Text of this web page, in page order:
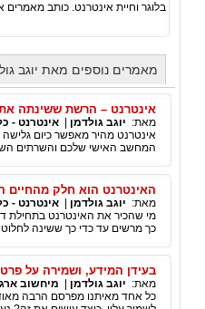
בלוגר וחיית אינטרנט. כותב מאמרים
מאמרים נוספים מאת יוגב
אינטרנט – הרשת ששינתה
מאת: יוגב גולדמן אינטרנט -
אינטרנט מהיר מאפשר כיום
המחשב האישי שלכם והשרתים
האינטרנט הוא חלק מהחיים
מאת: יוגב גולדמן אינטרנט -
מי שהכיר את האינטרנט בתחילת
כך מרשים עד כדי כך ששינה
בעידן המידע, ושמירה על
מאת: יוגב גולדמן מיחשוב
כל אחד מאיתנו מפרסם הרבה מאוד